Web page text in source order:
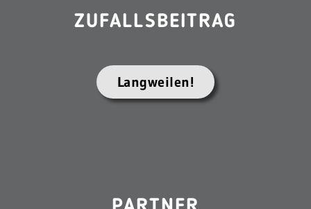
ZUFALLSBEITRAG
Langweilen!